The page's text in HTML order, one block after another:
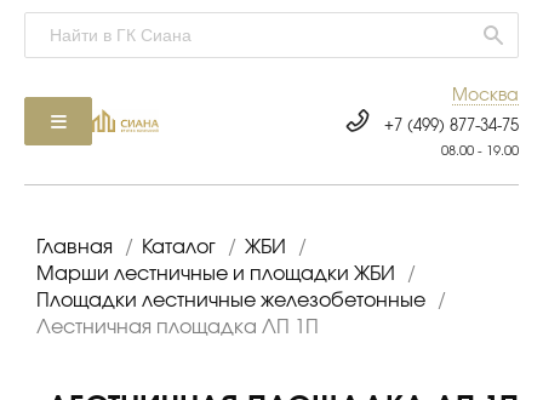
Москва
+7 (499) 877-34-75
08.00 - 19.00
Главная / Каталог / ЖБИ
/
Марши лестничные и площадки ЖБИ
/
Площадки лестничные железобетонные
/
Лестничная площадка ЛП 1П